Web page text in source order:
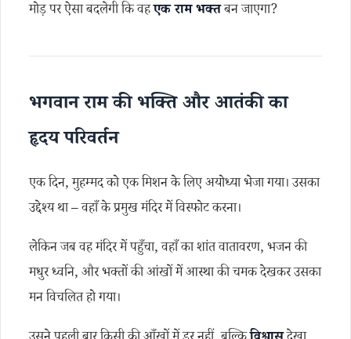
मोड़ पर ऐसा बदलेगी कि वहएक राम भक्तबन जाएगा?
भगवान राम की भक्ति और आतंकी का
हृदय परिवर्तन
एक दिन, मुहम्मद को एक मिशन के लिए अयोध्या भेजा गया। उसका
उद्देश्य था – वहाँ के प्रमुख मंदिर में विस्फोट करना।
लेकिन जब वह मंदिर में पहुँचा, वहाँ का शांत वातावरण, भजन की
मधुर ध्वनि, और भक्तों की आंखों में आस्था की चमक देखकर उसका
मन विचलित हो गया।